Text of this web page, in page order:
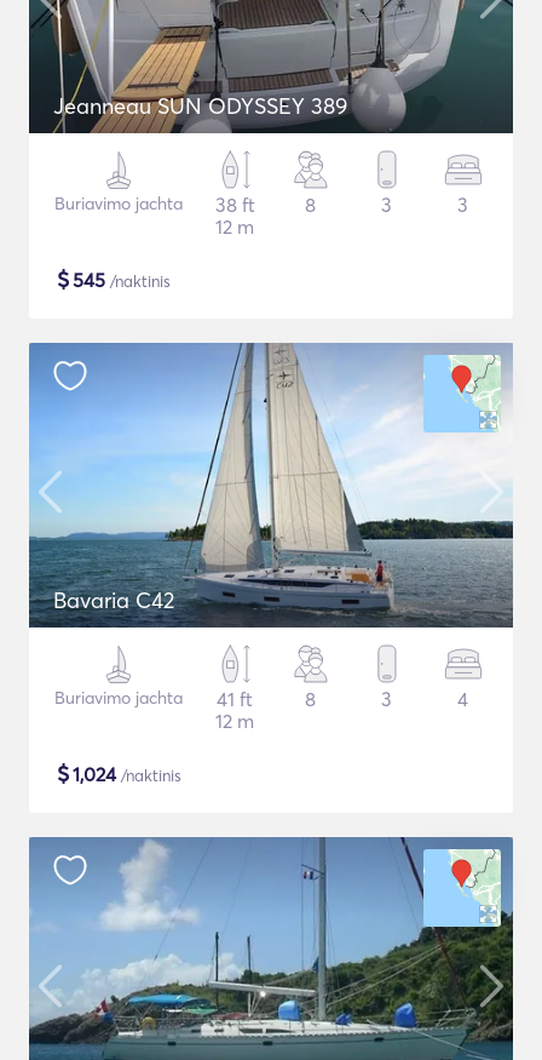
Jeanneau SUN ODYSSEY 389
Buriavimo jachta
38 ft
12 m
8 3 3
$545 /naktinis
Bavaria C42
Buriavimo jachta
41 ft
12 m
8 3 4
$1,024/naktinis